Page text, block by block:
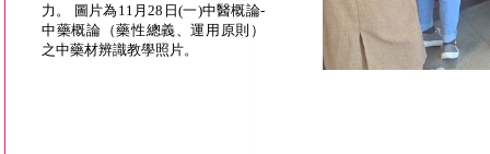
力。 圖片為11月28日(一)中醫概論-
中藥概論（藥性總義、運用原則）
之中藥材辨識教學照片。